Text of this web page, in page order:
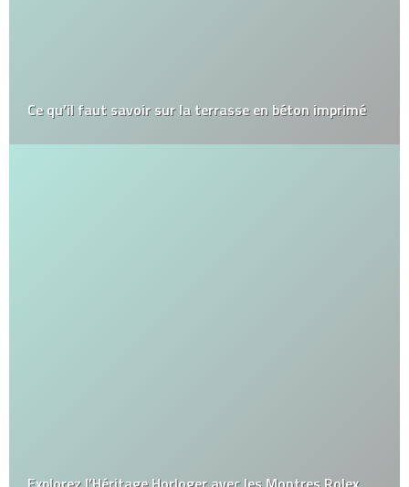
Ce qu’il faut savoir sur la terrasse en béton imprimé